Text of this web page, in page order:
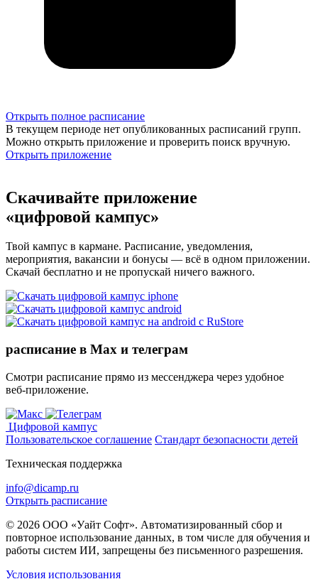
Открыть полное расписание
В текущем периоде нет опубликованных расписаний групп.
Можно открыть приложение и проверить поиск вручную.
Открыть приложение
Скачивайте приложение
«цифровой кампус»
Твой кампус в кармане. Расписание, уведомления,
мероприятия, вакансии и бонусы — всё в одном приложении.
Скачай бесплатно и не пропускай ничего важного.
расписание в Max и телеграм
Смотри расписание прямо из мессенджера через удобное
веб‑приложение.
Цифровой кампус
Пользовательское соглашение Стандарт безопасности детей
Техническая поддержка
info@dicamp.ru
Открыть расписание
© 2026 ООО «Уайт Софт». Автоматизированный сбор и
повторное использование данных, в том числе для обучения и
работы систем ИИ, запрещены без письменного разрешения.
Условия использования